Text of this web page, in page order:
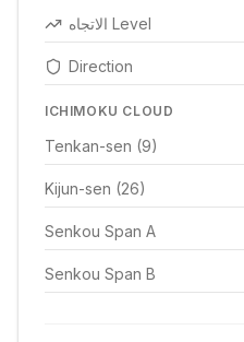
الاتجاه Level
Direction
ICHIMOKU CLOUD
Tenkan-sen (9)
Kijun-sen (26)
Senkou Span A
Senkou Span B